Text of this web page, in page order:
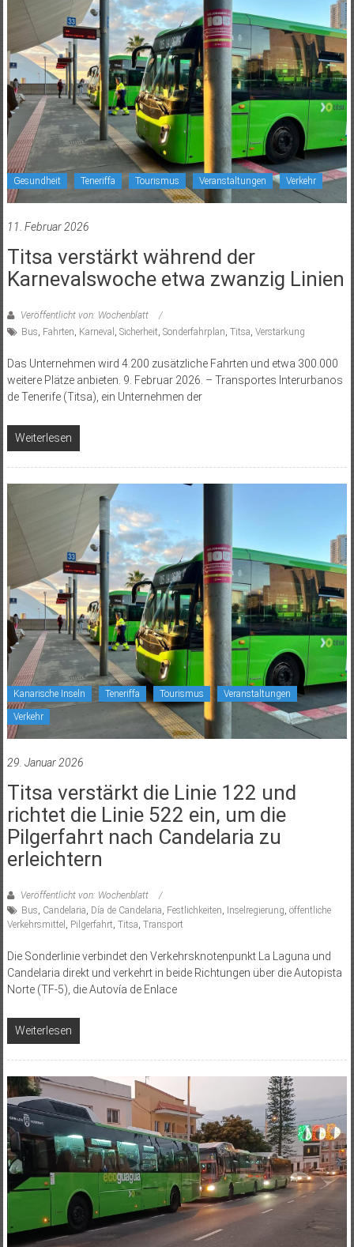
Gesundheit Teneriffa Tourismus Veranstaltungen Verkehr
11. Februar 2026
Titsa verstärkt während der
Karnevalswoche etwa zwanzig Linien
Veröffentlicht von: Wochenblatt
Bus, Fahrten, Karneval , Sicherheit, Sonderfahrplan, Titsa, Verstärkung
Das Unternehmen wird 4.200 zusätzliche Fahrten und etwa 300.000
weitere Plätze anbieten. 9. Februar 2026. – Transportes Interurbanos
de Tenerife (Titsa), ein Unternehmen der
Weiterlesen
Kanarische Inseln Teneriffa Tourismus Veranstaltungen
Verkehr
29. Januar 2026
Titsa verstärkt die Linie 122 und
richtet die Linie 522 ein, um die
Pilgerfahrt nach Candelaria zu
erleichtern
Veröffentlicht von: Wochenblatt
Bus, Candelaria, Día de Candelaria, Festlichkeiten, Inselregierung, öffentliche
Verkehrsmittel , Pilgerfahrt, Titsa, Transport
Die Sonderlinie verbindet den Verkehrsknotenpunkt La Laguna und
Candelaria direkt und verkehrt in beide Richtungen über die Autopista
Norte (TF-5), die Autovía de Enlace
Weiterlesen